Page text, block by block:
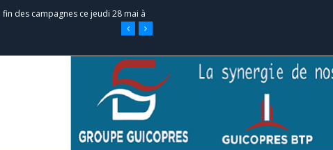
Commissions Administratives de
prestation de serment et à une